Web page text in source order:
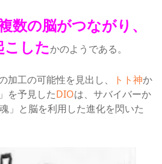
数の脳がつながり、
したかのようである。
加工の可能性を見出し、 トト神か
を予見したDIOは、サバイバーか
」と脳を利用した進化を閃いた